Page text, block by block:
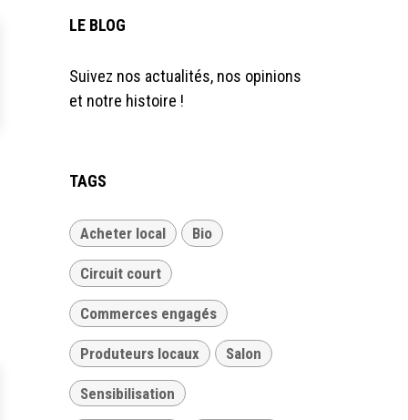
LE BLOG
Suivez nos actualités, nos opinions
et notre histoire !
TAGS
Acheter local Bio
Circuit court
Commerces engagés
Produteurs locaux Salon
Sensibilisation